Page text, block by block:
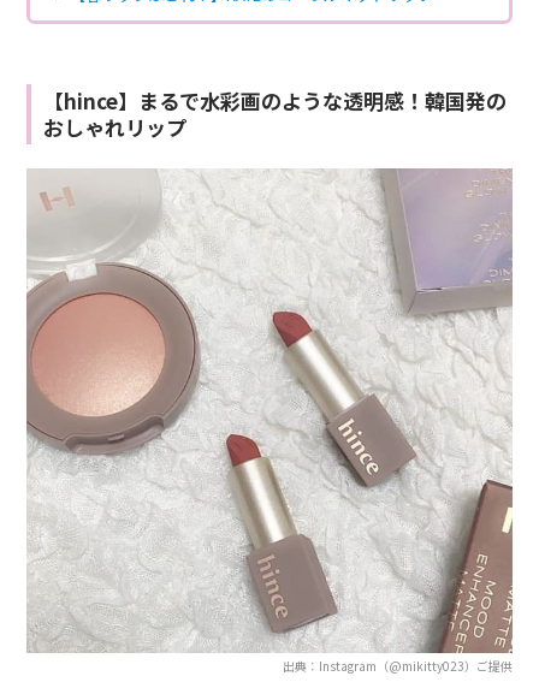
【hince】まるで水彩画のような透明感！韓国発の
おしゃれリップ
出典：Instagram（@mikitty023）ご提供